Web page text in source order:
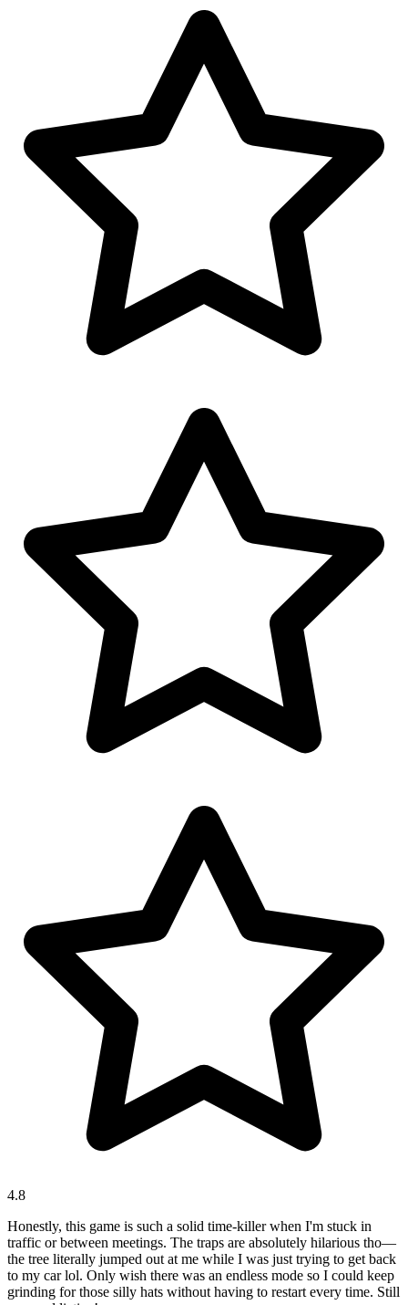
4.8
Honestly, this game is such a solid time-killer when I'm stuck in
traffic or between meetings. The traps are absolutely hilarious tho—
the tree literally jumped out at me while I was just trying to get back
to my car lol. Only wish there was an endless mode so I could keep
grinding for those silly hats without having to restart every time. Still